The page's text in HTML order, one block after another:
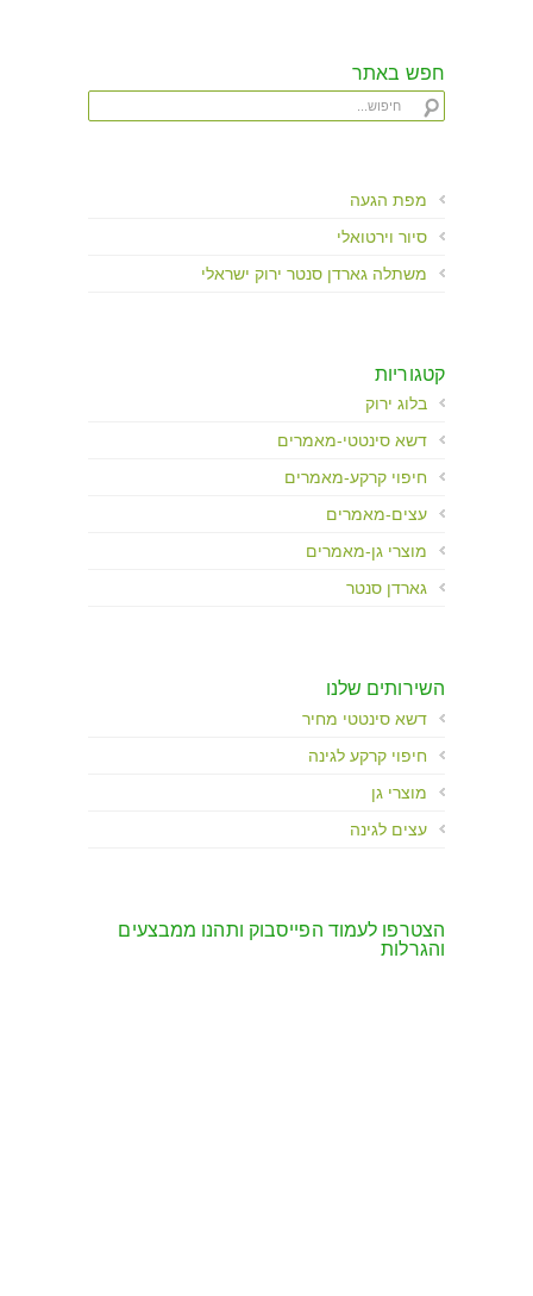
חפש באתר
מפת הגעה
סיור וירטואלי
משתלה גארדן סנטר ירוק ישראלי
קטגוריות
בלוג ירוק
דשא סינטטי-מאמרים
חיפוי קרקע-מאמרים
עצים-מאמרים
מוצרי גן-מאמרים
גארדן סנטר
השירותים שלנו
דשא סינטטי מחיר
חיפוי קרקע לגינה
מוצרי גן
עצים לגינה
הצטרפו לעמוד הפייסבוק ותהנו ממבצעים
והגרלות